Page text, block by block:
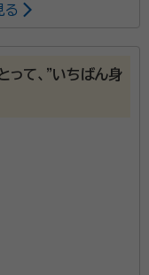
語学校で留学生支援・
員を務めながら行政書
崎市に拠点を構
心とした法務サポ
が一貫してご対
そう」「誰に聞けば
る
て、”いちばん身